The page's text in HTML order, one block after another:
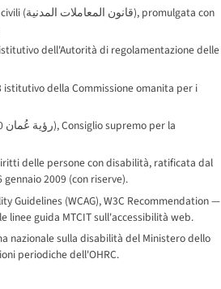
(قانون المعاملات المدنية), promulgata con
dell'Autorità di regolamentazione delle
istitutivo della Commissione omanita per i
رؤية عُمان 2040), Consiglio supremo per la
delle persone con disabilità, ratificata dal
2009 (con riserve).
Guidelines (WCAG), W3C Recommendation —
linee guida MTCIT sull'accessibilità web.
nazionale sulla disabilità del Ministero dello
periodiche dell'OHRC.